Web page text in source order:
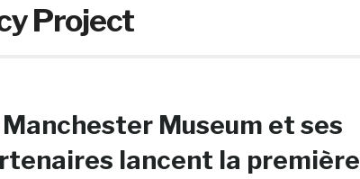
Project
Manchester Museum et ses
lancent la première